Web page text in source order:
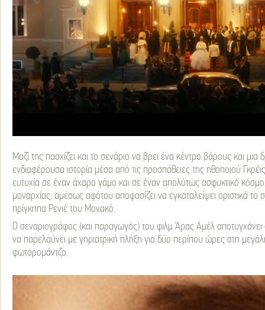
Μαζί της πασχίζει και το σενάριο να βρει ένα κέντρο βάρους και μια
ενδιαφέρουσα ιστορία μέσα από τις προσπάθειες της ηθοποιού
ευτυχία σε έναν άχαρο γάμο και σε έναν απολύτως ασφυκτικό
μοναρχίας, αμέσως αφότου αποφασίζει να εγκαταλείψει οριστικά το
πρίγκηπα Ρενιέ του Μονακό.
Ο σεναριογράφος (και παραγωγός) του φιλμ Άρας Αμέλ
να παρελαύνει με γηριατρική πλήξη για δύο περίπου ώρες στη
φωτορομάντζο.